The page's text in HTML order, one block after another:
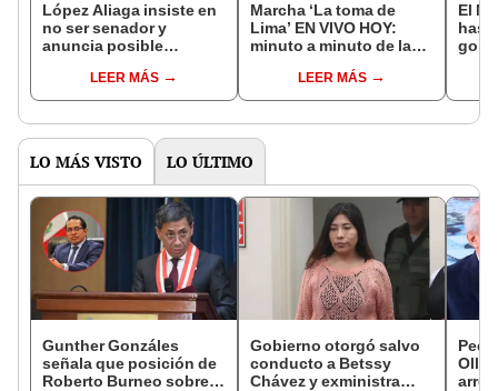
López Aliaga insiste en
no ser senador y
anuncia posible
"Estoy decidiendo
volver a ser alcalde de
LEER MÁS
Marcha ‘La toma de
Lima’ EN VIVO HOY:
minuto a minuto de la
simpatizantes por
regiones, medidas de
acciones de la Policía
Nacional y más
LEER MÁS
El
LO MÁS VISTO LO ÚLTIMO
Gunther Gonzáles
señala que posición de
Roberto Burneo sobre
Gobierno otorgó salvo
conducto a Betssy
Chávez y exministra